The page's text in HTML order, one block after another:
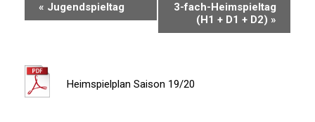
« Jugendspieltag
3-fach-Heimspieltag
(H1 + D1 + D2) »
Heimspielplan Saison 19/20